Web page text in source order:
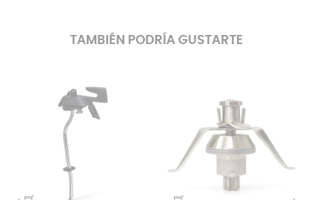
TAMBIÉN PODRÍA GUSTARTE